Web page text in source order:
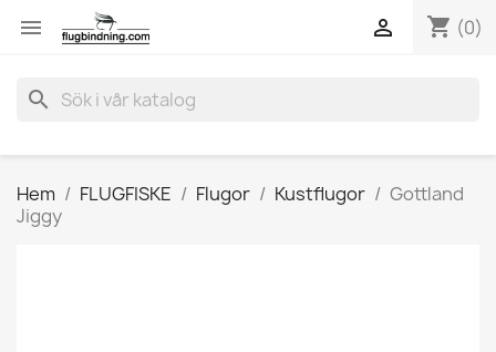
 shopping_cart (0)

search
Hem FLUGFISKE Flugor Kustflugor
Gottland
Jiggy